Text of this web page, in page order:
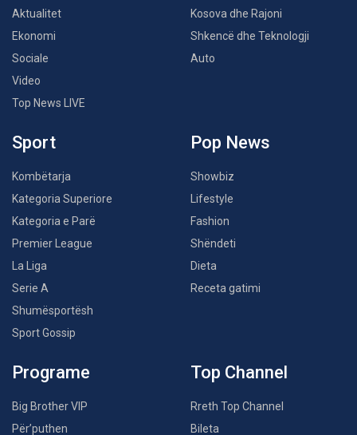
Aktualitet
Ekonomi
Sociale
Video
Top News LIVE
Kosova dhe Rajoni
Shkencë dhe Teknologji
Auto
Sport
Kombëtarja
Kategoria Superiore
Kategoria e Parë
Premier League
La Liga
Serie A
Shumësportësh
Sport Gossip
Pop News
Showbiz
Lifestyle
Fashion
Shëndeti
Dieta
Receta gatimi
Programe
Big Brother VIP
Për’puthen
Top Channel
Rreth Top Channel
Bileta